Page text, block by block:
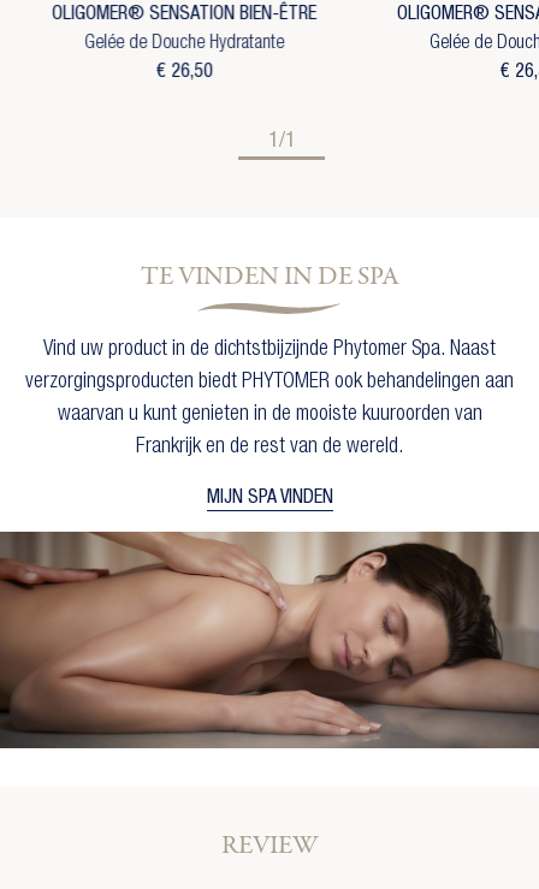
OLIGOMER® SENSATION BIEN-ÊTRE
Gelée de Douche Hydratante
€ 26,50
OLIGOMER®
Gelée de
€
1/1
TE VINDEN IN DE SPA
Vind uw product in de dichtstbijzijnde Phytomer Spa. Naast
verzorgingsproducten biedt PHYTOMER ook behandelingen aan
waarvan u kunt genieten in de mooiste kuuroorden van
Frankrijk en de rest van de wereld.
MIJN SPA VINDEN
REVIEW